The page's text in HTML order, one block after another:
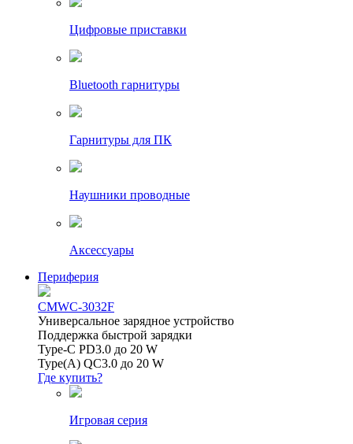
Цифровые приставки
Bluetooth гарнитуры
Гарнитуры для ПК
Наушники проводные
Аксессуары
Периферия
CMWC-3032F
Универсальное зарядное устройство
Поддержка быстрой зарядки
Type-C PD3.0 до 20 W
Type(A) QC3.0 до 20 W
Где купить?
Игровая серия